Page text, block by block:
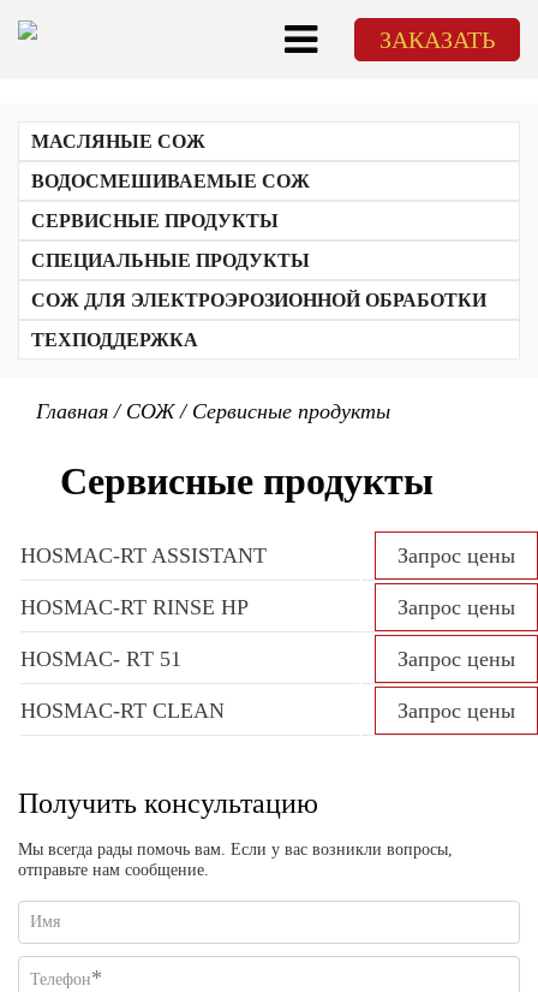
ЗАКАЗАТЬ
МАСЛЯНЫЕ СОЖ
ВОДОСМЕШИВАЕМЫЕ СОЖ
СЕРВИСНЫЕ ПРОДУКТЫ
СПЕЦИАЛЬНЫЕ ПРОДУКТЫ
СОЖ ДЛЯ ЭЛЕКТРОЭРОЗИОННОЙ ОБРАБОТКИ
ТЕХПОДДЕРЖКА
КОНЦЕНТРАТ СОЖ
ЛАБОРАТОРНЫЙ АНАЛИЗ
Главная / СОЖ/ Сервисные продукты
Сервисные продукты
HOSMAC-RT ASSISTANT Запрос цены
HOSMAC-RT RINSE HP Запрос цены
HOSMAC- RТ 51 Запрос цены
HOSMAC-RT CLEAN Запрос цены
Получить консультацию
Мы всегда рады помочь вам. Если у вас возникли вопросы,
отправьте нам сообщение.
Имя
Телефон*